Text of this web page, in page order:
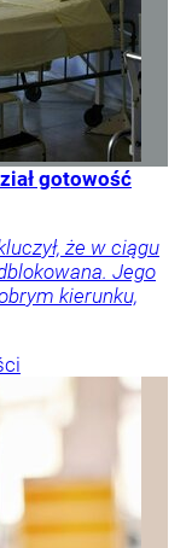
gotowość
że w ciągu
Jego
kierunku,